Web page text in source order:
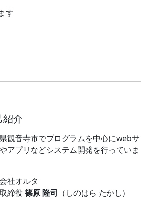
す
紹介
観音寺市でプログラムを中心にwebサ
アプリなどシステム開発を行っていま
社オルタ
締役篠原 隆司 （しのはら たかし）